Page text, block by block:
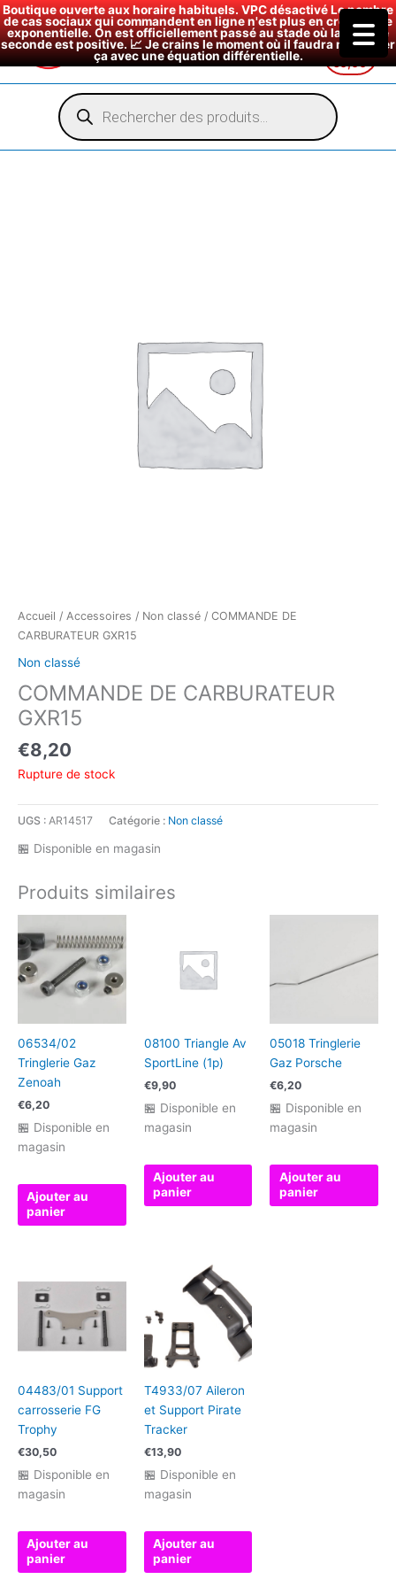
Boutique ouverte aux horaire habituels. VPC désactivé Le nombre
de cas sociaux qui commandent en ligne n'est plus en croissance
exponentielle. On est officiellement passé au stade où la dérivée
seconde est positive. 📈 Je crains le moment où il faudra modéliser
ça avec une équation différentielle.
€0,00
Recherche
de
produits
Accueil / Accessoires / Non classé / COMMANDE DE
CARBURATEUR GXR15
Non classé
COMMANDE DE CARBURATEUR
GXR15
€8,20
Rupture de stock
UGS : AR14517 Catégorie : Non classé
🏪 Disponible en magasin
Produits similaires
06534/02
Tringlerie Gaz
Zenoah
€6,20
🏪 Disponible en
magasin
Ajouter au
panier
08100 Triangle Av
SportLine (1p)
€9,90
🏪 Disponible en
magasin
Ajouter au
panier
05018 Tringlerie
Gaz Porsche
€6,20
🏪 Disponible en
magasin
Ajouter au
panier
04483/01 Support
carrosserie FG
Trophy
€30,50
🏪 Disponible en
magasin
Ajouter au
panier
T4933/07 Aileron
et Support Pirate
Tracker
€13,90
🏪 Disponible en
magasin
Ajouter au
panier